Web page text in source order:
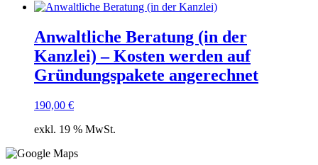
Anwaltliche Beratung (in der
Kanzlei) – Kosten werden auf
Gründungspakete angerechnet
190,00 €
exkl. 19 % MwSt.